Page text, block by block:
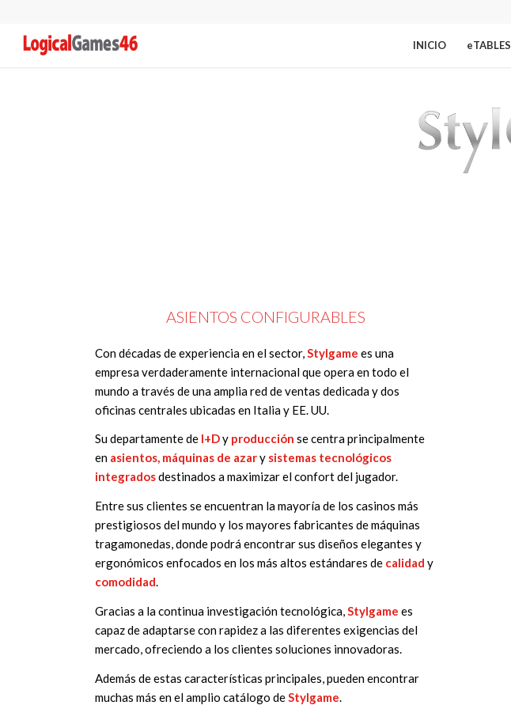
INICIO eTABLES
ASIENTOS CONFIGURABLES
Con décadas de experiencia en el sector, Stylgame es una
empresa verdaderamente internacional que opera en todo el
mundo a través de una amplia red de ventas dedicada y dos
oficinas centrales ubicadas en Italia y EE. UU.
Su departamente de I+Dy producción se centra principalmente
en asientos, máquinas de azary sistemas tecnológicos
integradosdestinados a maximizar el confort del jugador.
Entre sus clientes se encuentran la mayoría de los casinos más
prestigiosos del mundo y los mayores fabricantes de máquinas
tragamonedas, donde podrá encontrar sus diseños elegantes y
ergonómicos enfocados en los más altos estándares de calidad y
comodidad.
Gracias a la continua investigación tecnológica,Stylgame es
capaz de adaptarse con rapidez a las diferentes exigencias del
mercado, ofreciendo a los clientes soluciones innovadoras.
Además de estas características principales, pueden encontrar
muchas más en el amplio catálogo de Stylgame